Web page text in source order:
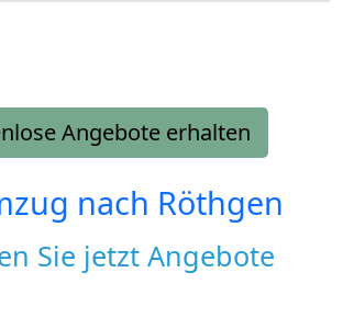
Angebote erhalten
nach Röthgen
Sie jetzt Angebote